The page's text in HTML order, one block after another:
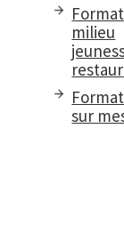
milieu
sur